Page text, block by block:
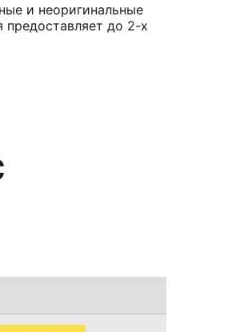
и неоригинальные
до 2-х